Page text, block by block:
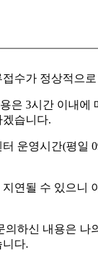
접수가 정상적으
은 3시간 이내에
습니다.
운영시간(평일
연될 수 있으니
의하신 내용은 나
다.